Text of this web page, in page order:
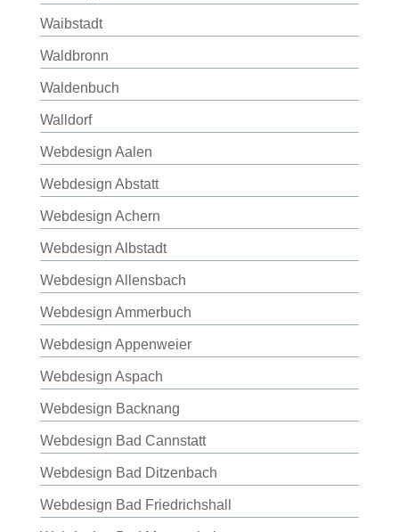
Waibstadt
Waldbronn
Waldenbuch
Walldorf
Webdesign Aalen
Webdesign Abstatt
Webdesign Achern
Webdesign Albstadt
Webdesign Allensbach
Webdesign Ammerbuch
Webdesign Appenweier
Webdesign Aspach
Webdesign Backnang
Webdesign Bad Cannstatt
Webdesign Bad Ditzenbach
Webdesign Bad Friedrichshall